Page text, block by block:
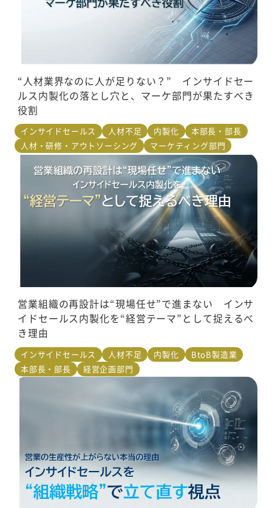
“人材業界なのに人が足りない？” インサイドセー
ルス内製化の落とし穴と、マーケ部門が果たすべき
役割
インサイドセールス 人材不足 内製化
本部長・部長
人材・研修・アウトソーシング
マーケティング部門
営業組織の再設計は“現場任せ”で進まない インサ
イドセールス内製化を“経営テーマ”として捉えるべ
き理由
インサイドセールス 人材不足 内製化
BtoB製造業
本部長・部長
経営企画部門